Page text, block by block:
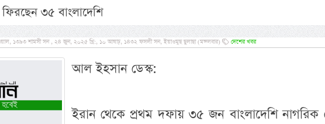
৩৫ বাংলাদেশি
১৩৯৩ শামসী সন , ২৪ জুন, ২০২৫ খ্রি:, ১০ আষাঢ়, ১৪৩২ ফসলী সন, ইয়াওমুছ ছুলাছা (মঙ্গলবার) দেশের খবর
আল ইহসান ডেস্ক:
ইরান থেকে প্রথম দফায় ৩৫ জন বাংলাদেশি নাগরিক